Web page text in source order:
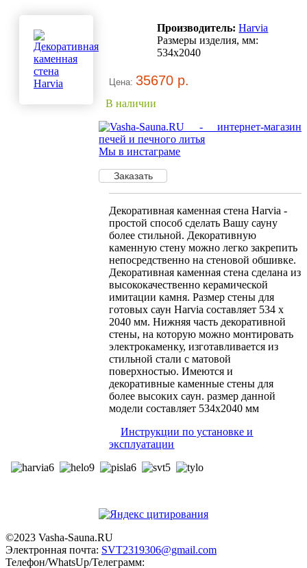
Производитель:Harvia
Размеры изделия, мм:
534х2040
Цена: 35670 р.
В наличии
Мы в инстаграме
Декоративная каменная стена Harvia -
простой способ сделать Вашу сауну
более стильной. Декоративную
каменную стену можно легко закрепить
непосредственно на стеновой обшивке.
Декоративная каменная стена сделана из
высококачественно керамической
имитации камня. Размер стены для
готовых саун Harvia составляет 534 x
2040 мм. Нижняя часть декоративной
стены, на которую можно монтировать
электрокаменку, изготавливается из
стильной стали с матовой
поверхностью. Имеются и
декоративные каменные стены для
более высоких саун. размер данной
модели составляет 534х2040 мм
Инструкции по установке и
эксплуатации
©2023 Vasha-Sauna.RU
Электронная почта: SVT2319306@gmail.com
Телефон/WhatsUp/Телеграмм: